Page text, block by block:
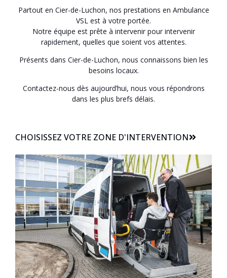
Partout en Cier-de-Luchon, nos prestations en Ambulance
VSL est à votre portée.
Notre équipe est prête à intervenir pour intervenir
rapidement, quelles que soient vos attentes.
Présents dans Cier-de-Luchon, nous connaissons bien les
besoins locaux.
Contactez-nous dès aujourd’hui, nous vous répondrons
dans les plus brefs délais.
CHOISISSEZ VOTRE ZONE D'INTERVENTION